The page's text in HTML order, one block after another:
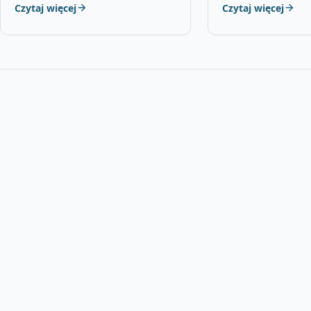
ZŁOCISTY TOPAZ,…
Czytaj więcej
stali chromowo-
Czytaj więcej